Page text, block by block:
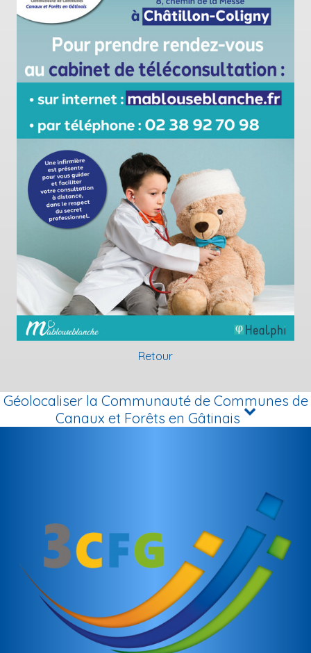
Retour
Géolocaliser la Communauté de Communes de
Canaux et Forêts en Gâtinais